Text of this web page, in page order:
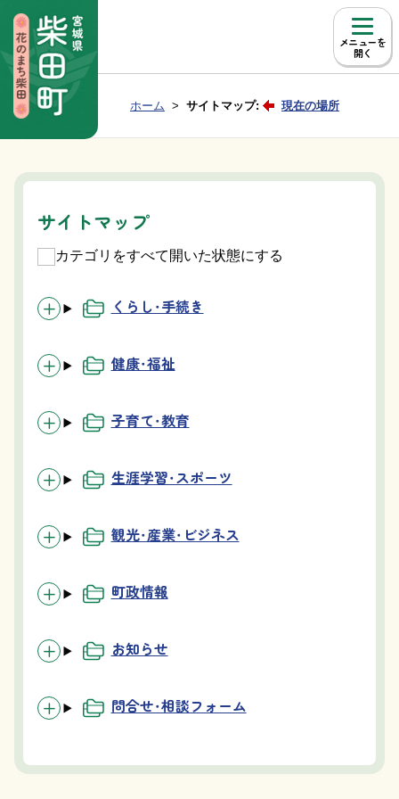
メニュー
Group NAV 現在位置：
ホーム サイトマップ: 現在の場所
サイトマップ
カテゴリをすべて開いた状態にする
くらし・手続き
健康・福祉
子育て・教育
生涯学習・スポーツ
観光・産業・ビジネス
町政情報
お知らせ
問合せ・相談フォーム